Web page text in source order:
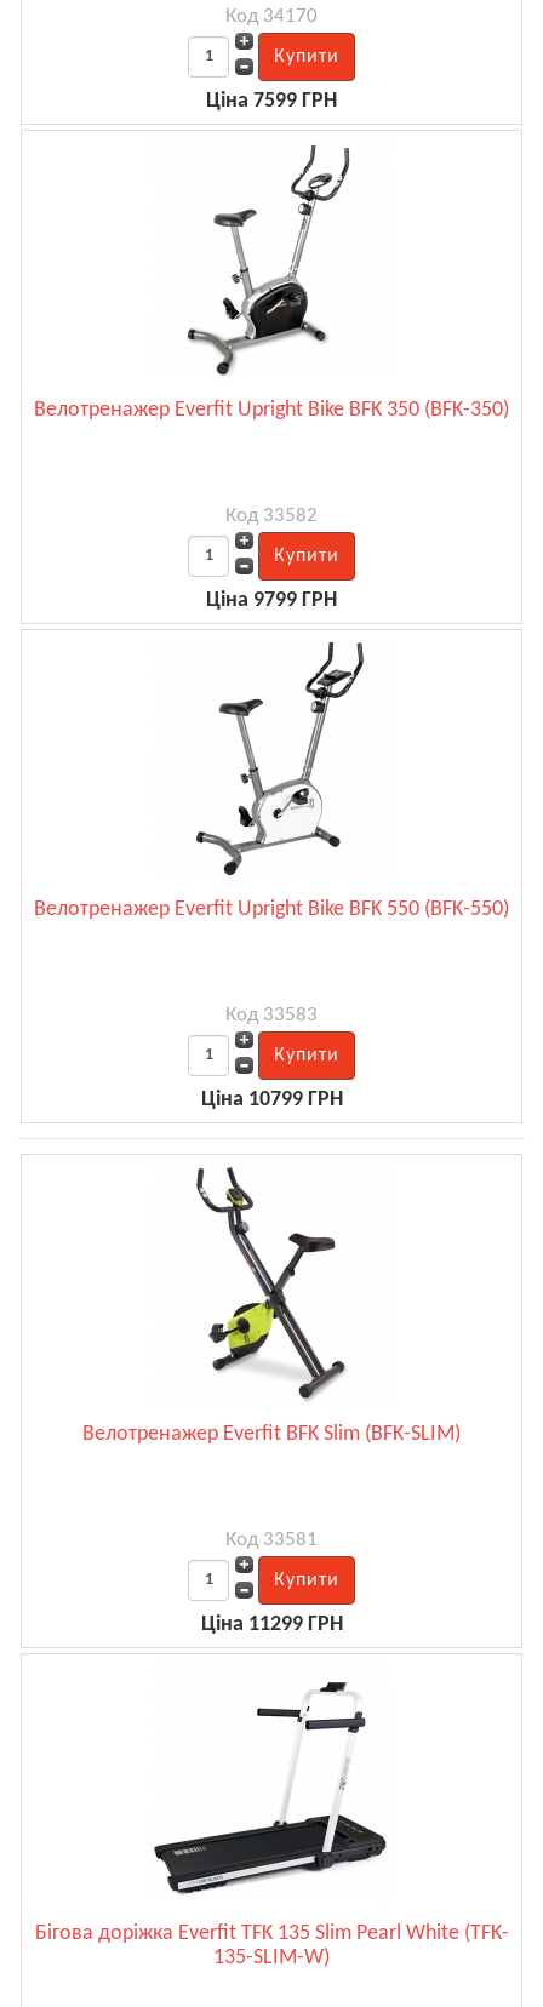
Код 34170
Ціна 7599 ГРН
Велотренажер Everfit Upright Bike BFK 350 (BFK-350)
Код 33582
Ціна 9799 ГРН
Велотренажер Everfit Upright Bike BFK 550 (BFK-550)
Код 33583
Ціна 10799 ГРН
Велотренажер Everfit BFK Slim (BFK-SLIM)
Код 33581
Ціна 11299 ГРН
Бігова доріжка Everfit TFK 135 Slim Pearl White (TFK-
135-SLIM-W)